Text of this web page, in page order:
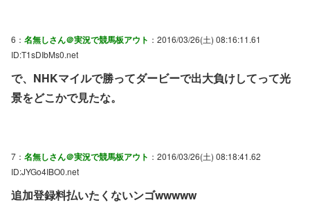
6： 名無しさん＠実況で競馬板アウト ：2016/03/26(土) 08:16:11.61
ID:T1sDIbMs0.net
で、NHKマイルで勝ってダービーで出大負けしてって光
景をどこかで見たな。
7： 名無しさん＠実況で競馬板アウト ：2016/03/26(土) 08:18:41.62
ID:JYGo4IBO0.net
追加登録料払いたくないンゴwwwww